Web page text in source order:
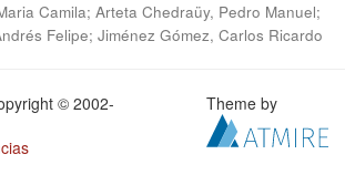
Camila; Arteta Chedraüy, Pedro Manuel;
Felipe; Jiménez Gómez, Carlos Ricardo
© 2002-
Theme by